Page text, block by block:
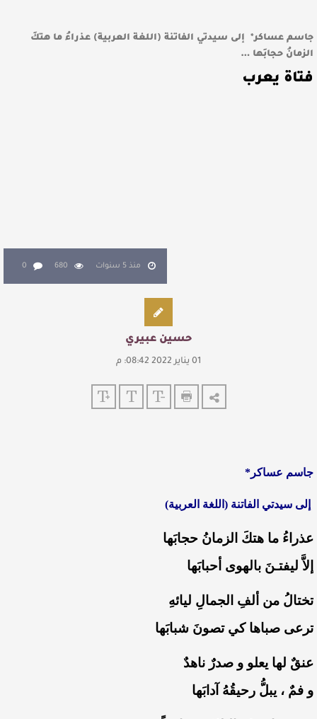
جاسم عساكر* ‏ إلى سيدتي الفاتنة (اللغة العربية) ‏عذراءُ ما هتكَ
الزمانُ حجابَها …
‏فتاة يعرب
منذ 5 سنوات 680
0
حسين عبيري
01 يناير 2022 08:42: م
جاسم عساكر*
‏ إلى سيدتي الفاتنة (اللغة العربية)
‏عذراءُ ما هتكَ الزمانُ حجابَها
‏إلاَّ ليفتـنَ بالهوى أحبابَها
‏تختالُ من ألفِ الجمالِ ليائهِ
‏ترعى صباها كي تصونَ شبابَها
‏عنقٌ لها يعلو و صدرٌ ناهدٌ
‏و فمٌ ، يبلُّ رحيقُهُ آدابَها